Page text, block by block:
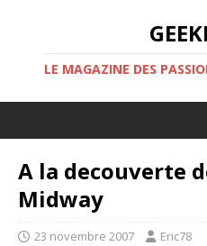
LE MAGAZINE DES
A la decouverte
Midway
23 novembre 2007 Eric78